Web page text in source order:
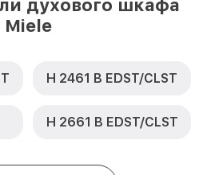
духового шкафа
Miele
H 2461 B EDST/CLST
H 2661 B EDST/CLST